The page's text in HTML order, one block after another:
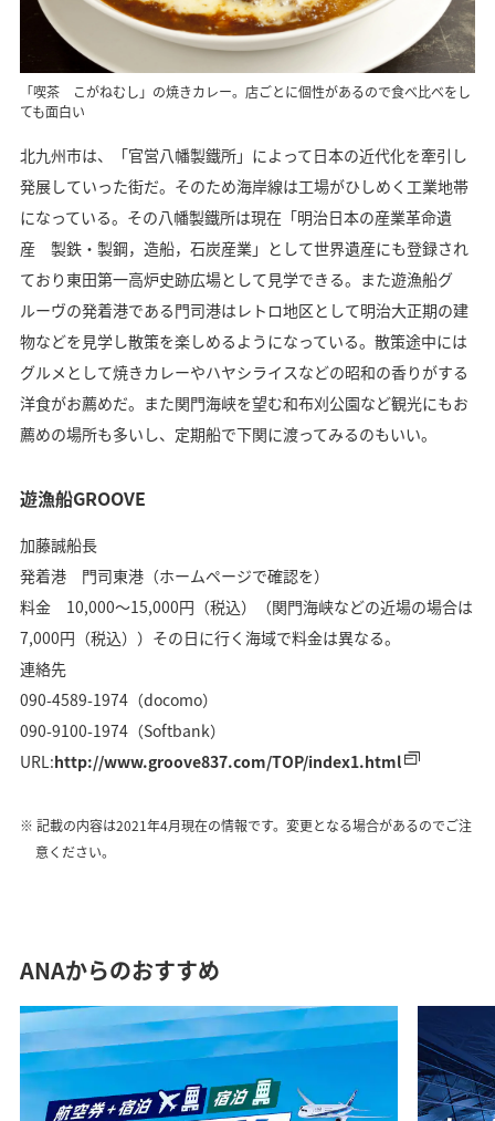
「喫茶 こがねむし」の焼きカレー。店ごとに個性があるので食べ比べをし
ても面白い
北九州市は、「官営八幡製鐵所」によって日本の近代化を牽引し
発展していった街だ。そのため海岸線は工場がひしめく工業地帯
になっている。その八幡製鐵所は現在「明治日本の産業革命遺
産 製鉄・製鋼，造船，石炭産業」として世界遺産にも登録され
ており東田第一高炉史跡広場として見学できる。また遊漁船グ
ルーヴの発着港である門司港はレトロ地区として明治大正期の建
物などを見学し散策を楽しめるようになっている。散策途中には
グルメとして焼きカレーやハヤシライスなどの昭和の香りがする
洋食がお薦めだ。また関門海峡を望む和布刈公園など観光にもお
薦めの場所も多いし、定期船で下関に渡ってみるのもいい。
遊漁船GROOVE
加藤誠船長
発着港 門司東港（ホームページで確認を）
料金 10,000～15,000円（税込）（関門海峡などの近場の場合は
7,000円（税込））その日に行く海域で料金は異なる。
連絡先
090-4589-1974（docomo）
090-9100-1974（Softbank）
URL:http://www.groove837.com/TOP/index1.html
記載の内容は2021年4月現在の情報です。変更となる場合があるのでご注
意ください。
ANAからのおすすめ